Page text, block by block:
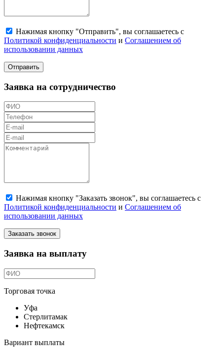
Нажимая кнопку "Отправить", вы соглашаетесь с
Политикой конфиденциальности и Соглашением об
использовании данных
Отправить
Заявка на сотрудничество
Нажимая кнопку "Заказать звонок", вы соглашаетесь с
Политикой конфиденциальности и Соглашением об
использовании данных
Заказать звонок
Заявка на выплату
Торговая точка
Уфа
Стерлитамак
Нефтекамск
Вариант выплаты